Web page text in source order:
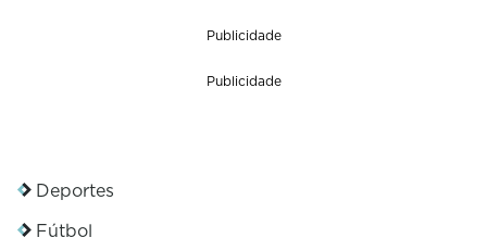
Publicidade
Publicidade
Deportes
Fútbol